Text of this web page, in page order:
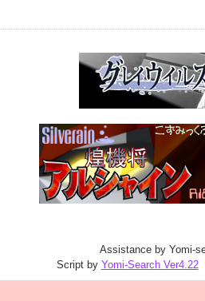
Assistance by Yomi-
Script by Yomi-Search Ver4.22